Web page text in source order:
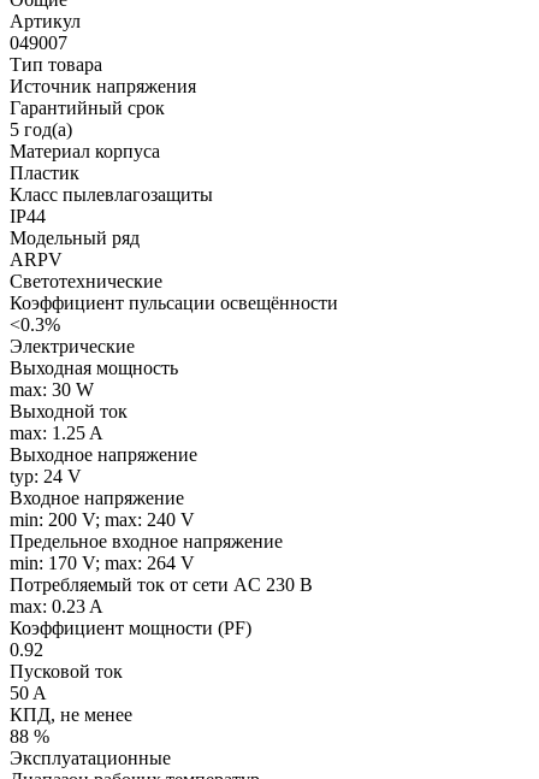
Артикул
049007
Тип товара
Источник напряжения
Гарантийный срок
5 год(а)
Материал корпуса
Пластик
Класс пылевлагозащиты
IP44
Модельный ряд
ARPV
Светотехнические
Коэффициент пульсации освещённости
<0.3%
Электрические
Выходная мощность
max: 30 W
Выходной ток
max: 1.25 A
Выходное напряжение
typ: 24 V
Входное напряжение
min: 200 V; max: 240 V
Предельное входное напряжение
min: 170 V; max: 264 V
Потребляемый ток от сети AC 230 В
max: 0.23 A
Коэффициент мощности (PF)
0.92
Пусковой ток
50 A
КПД, не менее
88 %
Эксплуатационные